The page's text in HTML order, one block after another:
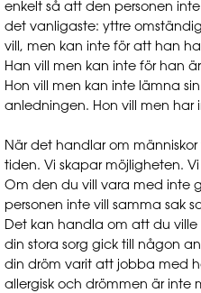
enkelt så att den personen
det vanligaste: yttre
vill, men kan inte för att han
Han vill men kan inte för han
Hon vill men kan inte lämna
anledningen. Hon vill men har
När det handlar om
tiden. Vi skapar möjligheten.
Om den du vill vara med inte
personen inte vill samma sak
Det kan handla om att du ville
din stora sorg gick till någon
din dröm varit att jobba med
allergisk och drömmen är inte